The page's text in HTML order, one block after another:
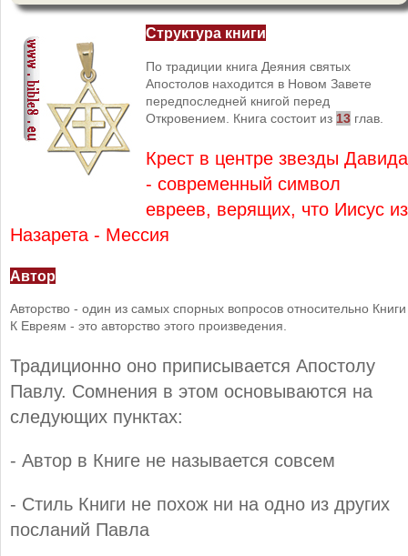
Структура книги
По традиции книга Деяния святых
Апостолов находится в Новом Завете
передпоследней книгой перед
Откровением. Книга состоит из 13 глав.
Крест в центре звезды Давида
- современный символ
евреев, верящих, что Иисус из
Назарета - Мессия
Автор
Авторство - один из самых спорных вопросов относительно Книги
К Евреям - это авторство этого произведения.
Традиционно оно приписывается Апостолу
Павлу. Сомнения в этом основываются на
следующих пунктах:
- Автор в Книге не называется совсем
- Стиль Книги не похож ни на одно из других
посланий Павла